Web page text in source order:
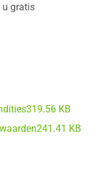
u gratis
319.56 KB
241.41 KB